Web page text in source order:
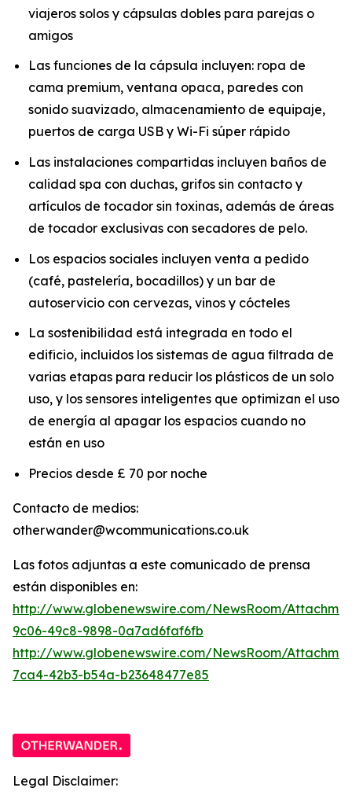
viajeros solos y cápsulas dobles para parejas o
amigos
Las funciones de la cápsula incluyen: ropa de
cama premium, ventana opaca, paredes con
sonido suavizado, almacenamiento de equipaje,
puertos de carga USB y Wi-Fi súper rápido
Las instalaciones compartidas incluyen baños de
calidad spa con duchas, grifos sin contacto y
artículos de tocador sin toxinas, además de áreas
de tocador exclusivas con secadores de pelo.
Los espacios sociales incluyen venta a pedido
(café, pastelería, bocadillos) y un bar de
autoservicio con cervezas, vinos y cócteles
La sostenibilidad está integrada en todo el
edificio, incluidos los sistemas de agua filtrada de
varias etapas para reducir los plásticos de un solo
uso, y los sensores inteligentes que optimizan el uso
de energía al apagar los espacios cuando no
están en uso
Precios desde £ 70 por noche
Contacto de medios:
otherwander@wcommunications.co.uk
Las fotos adjuntas a este comunicado de prensa
están disponibles en:
http://www.globenewswire.com/NewsRoom/
9c06-49c8-9898-0a7ad6faf6fb
http://www.globenewswire.com/NewsRoom/
7ca4-42b3-b54a-b23648477e85
Legal Disclaimer: